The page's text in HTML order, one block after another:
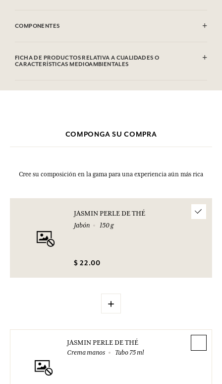
COMPONENTES
(Fragrance), Palm Kernel Acid, Sodium Chloride, Glycerin, Argania
Spinosa Kernel Oil*, Helianthus Annuus (Sunflower) Seed Oil,
FICHA DE PRODUCTOS RELATIVA A CUALIDADES O
CARACTERÍSTICAS MEDIOAMBIENTALES
Por favor, consulte las cualidades o características medioambientales
COMPONGA SU COMPRA
Cree su composición en la gama para una experiencia aún más rica
JASMIN PERLE DE THÉ
Jabón
150 g
$ 22.00
+
JASMIN PERLE DE THÉ
Crema manos
Tubo 75 ml